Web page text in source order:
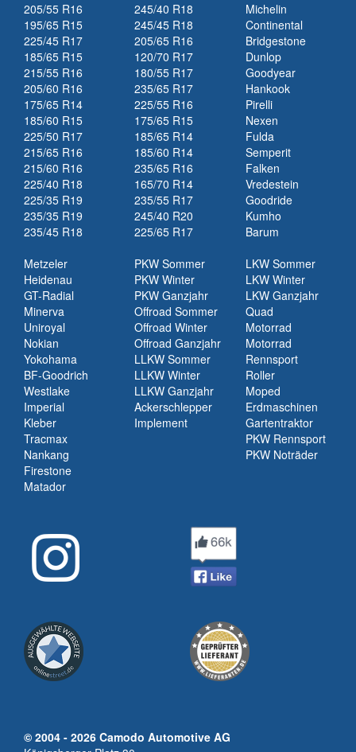
205/55 R16
195/65 R15
225/45 R17
185/65 R15
215/55 R16
205/60 R16
175/65 R14
185/60 R15
225/50 R17
215/65 R16
215/60 R16
225/40 R18
225/35 R19
235/35 R19
235/45 R18
245/40 R18
245/45 R18
205/65 R16
120/70 R17
180/55 R17
235/65 R17
225/55 R16
175/65 R15
185/65 R14
185/60 R14
235/65 R16
165/70 R14
235/55 R17
245/40 R20
225/65 R17
Michelin
Continental
Bridgestone
Dunlop
Goodyear
Hankook
Pirelli
Nexen
Fulda
Semperit
Falken
Vredestein
Goodride
Kumho
Barum
Metzeler
Heidenau
GT-Radial
Minerva
Uniroyal
Nokian
Yokohama
BF-Goodrich
Westlake
Imperial
Kleber
Tracmax
Nankang
Firestone
Matador
PKW Sommer
PKW Winter
PKW Ganzjahr
Offroad Sommer
Offroad Winter
Offroad Ganzjahr
LLKW Sommer
LLKW Winter
LLKW Ganzjahr
Ackerschlepper
Implement
LKW Sommer
LKW Winter
LKW Ganzjahr
Quad
Motorrad
Motorrad
Rennsport
Roller
Moped
Erdmaschinen
Gartentraktor
PKW Rennsport
PKW Noträder
© 2004 - 2026 Camodo Automotive AG